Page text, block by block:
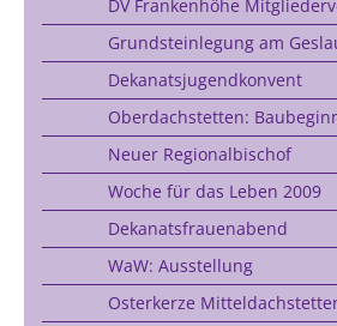
DV Frankenhöhe
Grundsteinlegung am
Dekanatsjugendkonvent
Oberdachstetten:
Neuer Regionalbischof
Woche für das Leben 2009
Dekanatsfrauenabend
WaW: Ausstellung
Osterkerze